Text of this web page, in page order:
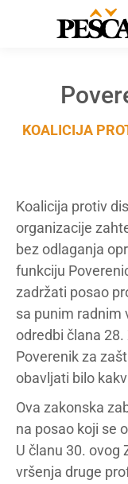
KOALICIJA
Koalicija protiv
organizacije
bez odlaganja
funkciju
zadržati posao
sa punim radnim
odredbi člana
Poverenik za
obavljati bilo
Ova zakonska
na posao koji se
U članu 30. ovog
vršenja druge